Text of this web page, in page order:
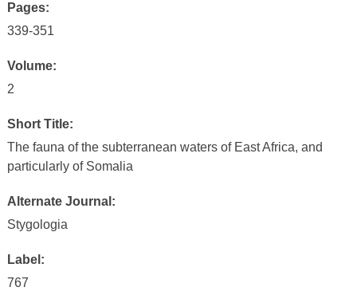
Pages:
339-351
Volume:
2
Short Title:
The fauna of the subterranean waters of East Africa, and
particularly of Somalia
Alternate Journal:
Stygologia
Label:
767